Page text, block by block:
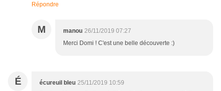
Répondre
M manou 26/11/2019 07:27
Merci Domi ! C'est une belle découverte :)
É écureuil bleu 25/11/2019 10:59